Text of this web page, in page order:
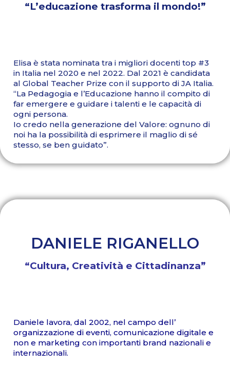
“L’educazione trasforma il mondo!”
Elisa è stata nominata tra i migliori docenti top #3
in Italia nel 2020 e nel 2022. Dal 2021 è candidata
al Global Teacher Prize con il supporto di JA Italia.
“La Pedagogia e l’Educazione hanno il compito di
far emergere e guidare i talenti e le capacità di
ogni persona.
Io credo nella generazione del Valore: ognuno di
noi ha la possibilità di esprimere il maglio di sé
stesso, se ben guidato”.
DANIELE RIGANELLO
“Cultura, Creatività e Cittadinanza”
Daniele lavora, dal 2002, nel campo dell’
organizzazione di eventi, comunicazione digitale e
non e marketing con importanti brand nazionali e
internazionali.